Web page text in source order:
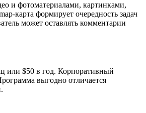
и фотоматериалами, картинками,
карта формирует очередность задач
может оставлять комментарии
или $50 в год. Корпоративный
выгодно отличается